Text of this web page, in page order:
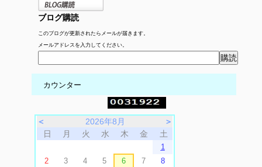
ブログ購読
このブログが更新されたらメールが届きます。
メールアドレスを入力してください。
カウンター
＜ 2026年8月
＞
日
月 火 水 木 金 土
1
2
3 4 5 6 7 8